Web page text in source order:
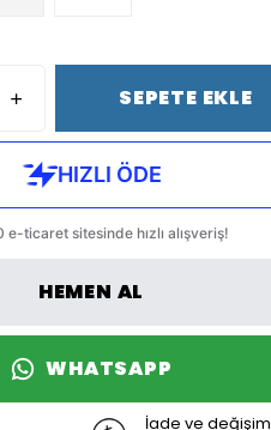
SEPETE EKLE
HEMEN AL
WHATSAPP
İade ve değişim